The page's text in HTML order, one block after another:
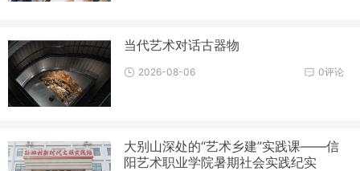
当代艺术对话古器物
0评论
2026-08-06
大别山深处的“艺术乡建”实践课——信
阳艺术职业学院暑期社会实践纪实